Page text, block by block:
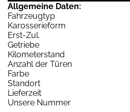
Allgemeine Daten:
Fahrzeugtyp
Karosserieform
Erst-Zul.
Getriebe
Kilometerstand
Anzahl der Türen
Farbe
Standort
Lieferzeit
Unsere Nummer